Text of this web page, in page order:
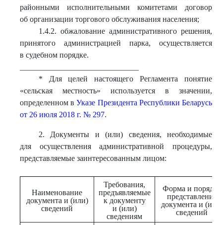
районными исполнительными комитетами договор
об организации торгового обслуживания населения;
1.4.2. обжалование административного решения,
принятого администрацией парка, осуществляется
в судебном порядке.
* Для целей настоящего Регламента понятие
«сельская местность» используется в значении,
определенном вУказе Президента Республики Беларусь
от 26 июля 2018 г. № 297.
2. Документы и (или) сведения, необходимые
для осуществления административной процедуры,
представляемые заинтересованным лицом:
Наименование
документа и (или)
сведений
Требования,
предъявляемые
к документу
и (или)
сведениям
Форма и порядок
представления
документа и
сведений